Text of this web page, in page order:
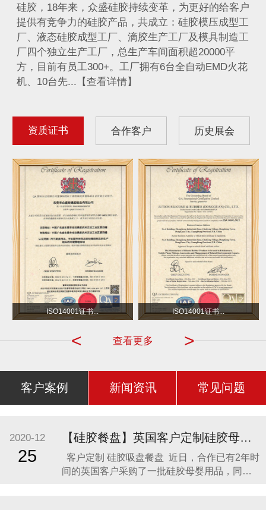
硅胶，18年来，众盛硅胶持续变革，为更好的给客户
提供有竞争力的硅胶产品，共成立：硅胶模压成型工
厂、液态硅胶成型工厂、滴胶生产工厂及模具制造工
厂四个独立生产工厂，总生产车间面积超20000平
方，目前有员工300+。工厂拥有6台全自动EMD火花
机、10台先...【查看详情】
资质证书 合作客户 历史展会
ISO14001证书... ISO14001证书...
>
查看更多
<
沃尔玛 小不点 DOT
客户案例 新闻资讯 常见问题
2020-12
25
【硅胶餐盘】英国客户定制硅胶母婴用品 硅胶吸盘餐盘
客户定制 硅胶吸盘餐盘 近日，合作已有2年时
间的英国客户采购了一批硅胶母婴用品，同时